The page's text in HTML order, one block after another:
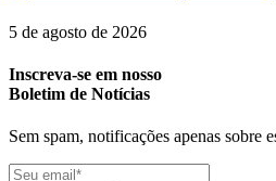
5 de agosto de 2026
Inscreva-se em nosso
Boletim de Notícias
Sem spam, notificações apenas sobre